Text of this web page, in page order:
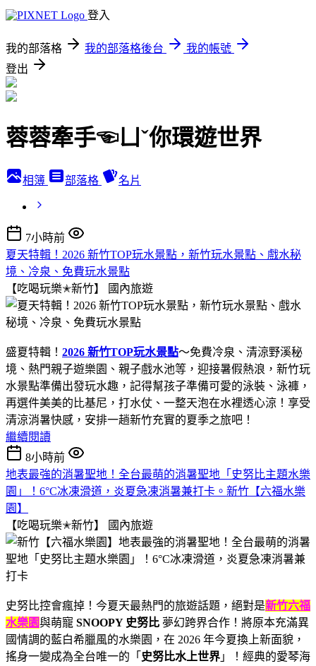
登入
我的部落格 我的部落格後台
我的帳號
登出
蓉蓉牽手☜ㄩˇ你環遊世界
相簿 部落格 名片
7小時前
夏天特輯！2026 新竹TOP玩水景點，新竹玩水景點、戲水秘
境、冷泉、免費玩水景點
【吃喝玩樂✭新竹】
國內旅遊
盛夏特輯！ 2026 新竹TOP玩水景點～免費冷泉、清涼野溪秘
境、熱門親子遊樂園、親子戲水池等，迎接暑假熱浪，新竹玩
水景點準備出發玩水趣，記得幫孩子準備可愛的泳裝、泳褲，
再選件美美的比基尼，打水仗、一整天泡在水裡透心涼！享受
清涼消暑快感，安排一趟新竹充實的夏季之旅吧！
繼續閱讀
8小時前
地表最強的消暑聖地！全台最萌的消暑聖地「史努比主題水樂
園」！6°C冰凍滑道，炎夏急凍消暑兼打卡。新竹【六福水樂
園】
【吃喝玩樂✭新竹】
國內旅遊
史努比控會瘋掉！今夏天最熱門的旅遊話題，絕對是新竹六福
水樂園與萌寵 SNOOPY 史努比 夢幻跨界合作！將原本充滿異
國情調的藍白希臘風的水樂園，在 2026 年今夏換上新面貌，
搖身一變成為全台唯一的「 史努比水上世界 」！經典的愛琴海